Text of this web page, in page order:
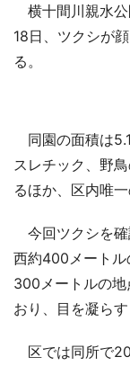
横十間川親水公
18日、ツクシが
る。
同園の面積は
スレチック、野
るほか、区内唯一
今回ツクシを確
西約400メートル
300メートルの地
おり、目を凝ら
区では同所で